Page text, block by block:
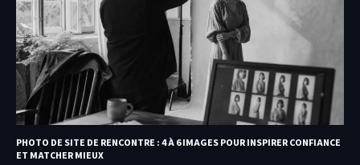
PHOTO DE SITE DE RENCONTRE : 4 À 6 IMAGES POUR INSPIRER CONFIANCE
ET MATCHER MIEUX